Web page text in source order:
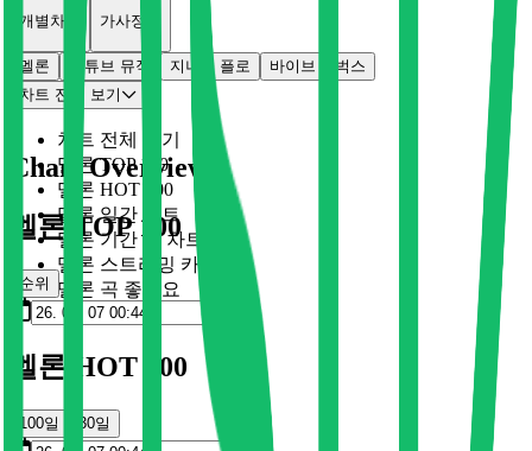
개별차트 가사정보
멜론 유튜브 뮤직 지니 플로 바이브
벅스
차트 전체 보기
차트 전체 보기
멜론 TOP 100
멜론 HOT 100
멜론 일간 차트
멜론 기간 별 차트
멜론 스트리밍 카드
멜론 곡 좋아요
Chart Overview
멜론 TOP 100
순위
멜론 HOT 100
100일 30일